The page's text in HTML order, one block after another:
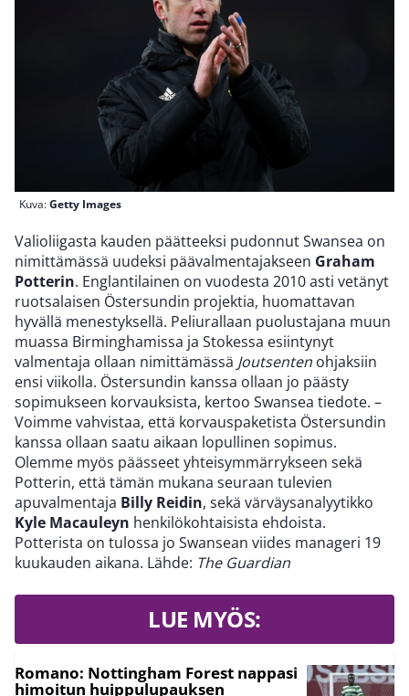
Kuva:Getty Images
Valioliigasta kauden päätteeksi pudonnut Swansea on
nimittämässä uudeksi päävalmentajakseen Graham
Potterin. Englantilainen on vuodesta 2010 asti vetänyt
ruotsalaisen Östersundin projektia, huomattavan
hyvällä menestyksellä. Peliurallaan puolustajana muun
muassa Birminghamissa ja Stokessa esiintynyt
valmentaja ollaan nimittämässä Joutsenten ohjaksiin
ensi viikolla. Östersundin kanssa ollaan jo päästy
sopimukseen korvauksista, kertoo Swansea tiedote. –
Voimme vahvistaa, että korvauspaketista Östersundin
kanssa ollaan saatu aikaan lopullinen sopimus.
Olemme myös päässeet yhteisymmärrykseen sekä
Potterin, että tämän mukana seuraan tulevien
apuvalmentaja Billy Reidin, sekä värväysanalyytikko
Kyle Macauleyn henkilökohtaisista ehdoista.
Potterista on tulossa jo Swansean viides manageri 19
kuukauden aikana. Lähde: The Guardian
LUE MYÖS:
Romano: Nottingham Forest nappasi
himoitun huippulupauksen